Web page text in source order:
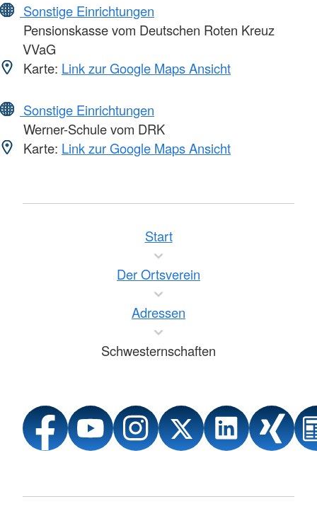
Sonstige Einrichtungen
Pensionskasse vom Deutschen Roten Kreuz
VVaG
Karte: Link zur Google Maps Ansicht
Sonstige Einrichtungen
Werner-Schule vom DRK
Karte: Link zur Google Maps Ansicht
Start
Der Ortsverein
Adressen
Schwesternschaften